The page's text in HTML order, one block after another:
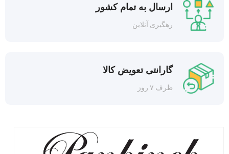
ارسال به تمام کشور
رهگیری آنلاین
گارانتی تعویض کالا
ظرف ۷ روز